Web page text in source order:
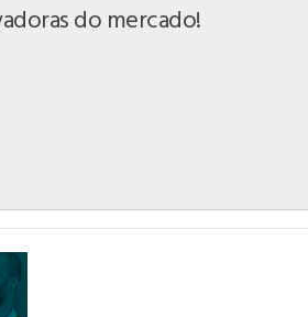
do mercado!